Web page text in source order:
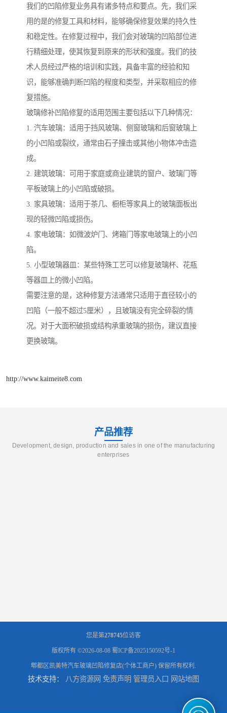
我们的凹陷修复业务具有诸多特点和要点。先，我们采
用的是的修复工具和材料，能够确保修复效果的持久性
和稳定性。在修复过程中，我们会对玻璃的凹陷部位进
行精细处理，使其恢复到原来的形状和强度。我们的技
术人员经过严格的培训和实践，具备丰富的经验和知
识，能够准确判断凹陷的程度和类型，并采取相应的修
复措施。
玻璃修补凹陷修复的适用范围主要包括以下几种情况：
1. 汽车玻璃：适用于挡风玻璃、侧窗玻璃和后窗玻璃上
的小凹陷或裂纹，通常由石子撞击或其他小物体冲击造
成。
2. 建筑玻璃：可用于家庭或商业建筑的窗户、玻璃门等
平板玻璃上的小凹陷或破损。
3. 家具玻璃：适用于茶几、橱柜等家具上的玻璃面板出
现的轻微凹陷或损伤。
4. 家电玻璃：如微波炉门、烤箱门等家电玻璃上的小凹
陷。
5. 小型玻璃器皿：某些特殊工艺可以修复玻璃杯、花瓶
等器皿上的微小凹陷。
需要注意的是，这种修复方法通常只适用于直径较小的
凹陷（一般不超过5厘米），且玻璃没有完全碎裂的情
况。对于大面积破损或结构承重玻璃的损伤，建议直接
更换玻璃。
http://www.kaimeite8.com
产品推荐
Development, design, production and sales in one of the manufacturing
enterprises
您是第278745位访客
版权所有 ©2026-08-08 蜀ICP备2025150592号-1
郫都区凯美特汽车玻璃凹陷修复店(个体工商户) 保留所有权利.
技术支持： 八方资源网 免责声明 管理员入口 网站地图